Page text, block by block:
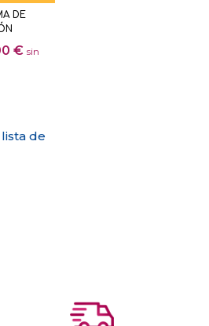
DE
€Rango
20,00 €
sin
de